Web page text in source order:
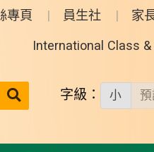
專頁 員生社 家
International Class
送出 字級： 小